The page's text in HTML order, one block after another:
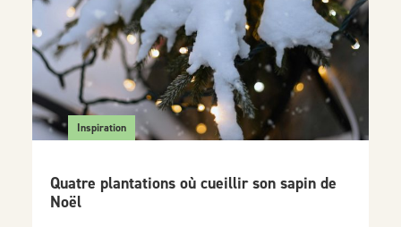
Inspiration
Quatre plantations où cueillir son sapin de
Noël